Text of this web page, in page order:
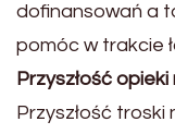
dofinansowań a
pomóc w trakcie
Przyszłość
Przyszłość